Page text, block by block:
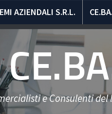
AZIENDALI S.R.L.
e Consulenti del